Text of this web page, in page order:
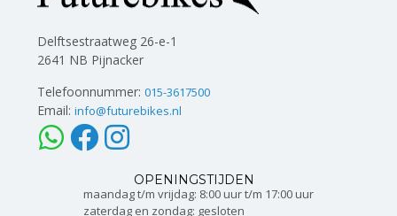
Delftsestraatweg 26-e-1
2641 NB Pijnacker
Telefoonnummer: 015-3617500
Email: info@futurebikes.nl
OPENINGSTIJDEN
maandag t/m vrijdag: 8:00 uur t/m 17:00 uur
zaterdag en zondag: gesloten